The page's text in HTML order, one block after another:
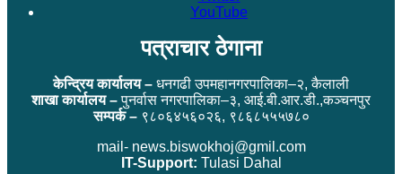
YouTube
पत्राचार ठेगाना
केन्द्रिय कार्यालय – धनगढी उपमहानगरपालिका–२, कैलाली
शाखा कार्यालय –पुनर्वास नगरपालिका–३, आई.बी.आर.डी.,कञ्चनपुर
सम्पर्क –९८०६४५६०२६, ९८६८५५५७८०
mail- news.biswokhoj@gmil.com
IT-Support: Tulasi Dahal